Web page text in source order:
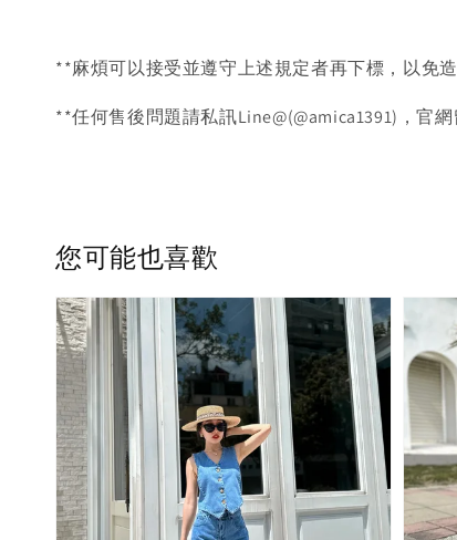
**麻煩可以接受並遵守上述規定者再下標，以免
**任何售後問題請私訊Line@(@amica1391)，官
您可能也喜歡